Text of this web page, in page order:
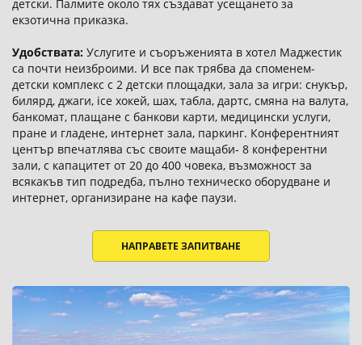
детски. Палмите около тях създават усещането за
екзотична приказка.
Удобствата: Услугите и съоръженията в хотел Маджестик
са почти неизброими. И все пак трябва да споменем-
детски комплекс с 2 детски площадки, зала за игри: снукър,
билярд, джаги, ice хокей, шах, табла, дартс, смяна на валута,
банкомат, плащане с банкови карти, медицински услуги,
пране и гладене, интернет зала, паркинг. Конферентният
център впечатлява със своите мащаби- 8 конферентни
зали, с капацитет от 20 до 400 човека, възможност за
всякакъв тип подредба, пълно техническо оборудване и
интернет, организиране на кафе паузи.
НАПРАВЕТЕ ЗАПИТВАНЕ